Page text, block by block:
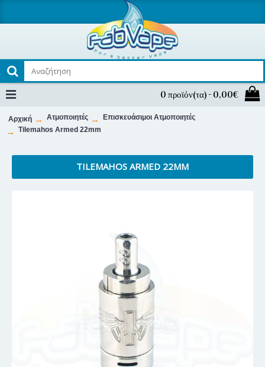
0 προϊόν(τα) - 0,00€
Αρχική Ατμοποιητές
Επισκευάσιμοι Ατμοποιητές
Tilemahos Armed 22mm
TILEMAHOS ARMED 22MM